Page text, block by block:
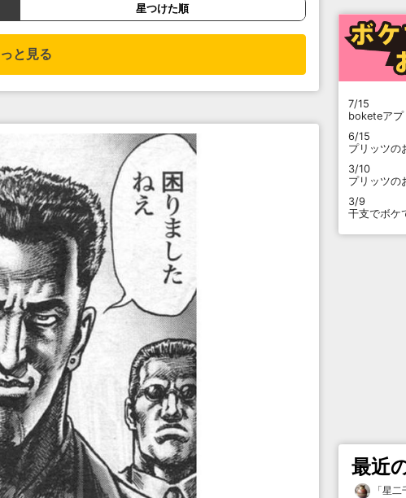
星つけた順
と見る
7/15
boketeアプ
6/15
プリッツの
3/10
プリッツの
3/9
干支でボケ
最近
「星二